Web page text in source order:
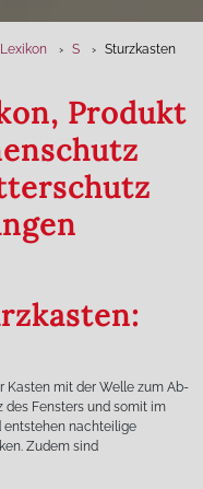
Lexikon S Sturzkasten
Produkt
Kasten mit der Welle zum Ab-
des Fensters und somit im
entstehen nachteilige
Zudem sind